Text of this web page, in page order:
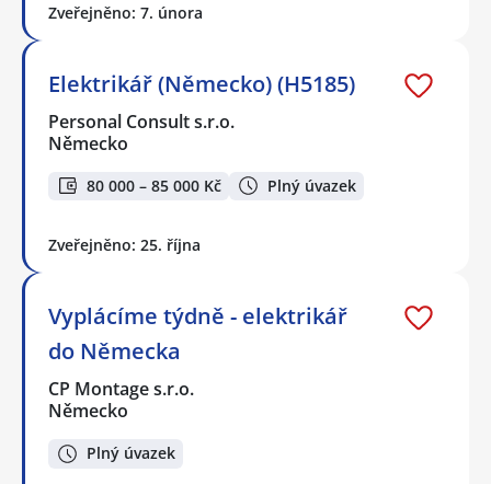
Zveřejněno: 7. února
Elektrikář (Německo) (H5185)
Personal Consult s.r.o.
Německo
80 000 – 85 000 Kč Plný úvazek
Zveřejněno: 25. října
Vyplácíme týdně - elektrikář
do Německa
CP Montage s.r.o.
Německo
Plný úvazek